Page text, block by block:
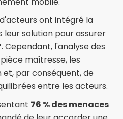
ont intégré la
solution pour assurer
. Cependant, l'analyse des
maîtresse, les
par conséquent, de
entre les acteurs.
76 % des menaces